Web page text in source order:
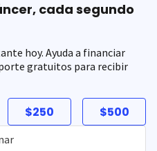
cada segundo
hoy. Ayuda a financiar
gratuitos para recibir
$250 $500